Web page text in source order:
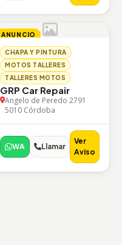
ANUNCIO
CHAPA Y PINTURA
MOTOS TALLERES
TALLERES MOTOS
GRP Car Repair
Angelo de Peredo 2791
5010 Córdoba
WA Llamar
Ver
Aviso